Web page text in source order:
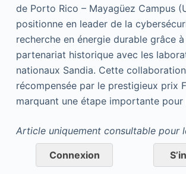
de Porto Rico – Mayagüez Campus
positionne en leader de la
recherche en énergie durable grâce
partenariat historique avec les
nationaux Sandia. Cette
récompensée par le prestigieux prix
marquant une étape importante pour
Article uniquement consultable pour
Connexion